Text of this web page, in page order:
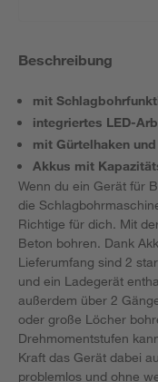
Beschreibung
mit
integriertes LED-
mit Gürtelhaken
Akkus mit
Wenn du ein Gerät für
die
Richtige für dich. Mit
Beton bohren. Dank
Lieferumfang sind 2
und ein Ladegerät
außerdem über 2
oder große Löcher
Drehmomentstufen
Kraft das Gerät dabei
problemlos und ohne